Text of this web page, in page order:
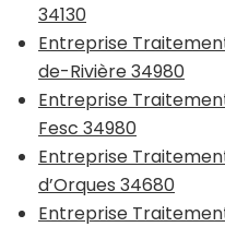
34130
Entreprise
de-Rivière 34980
Entreprise
Fesc 34980
Entreprise
d’Orques 34680
Entreprise